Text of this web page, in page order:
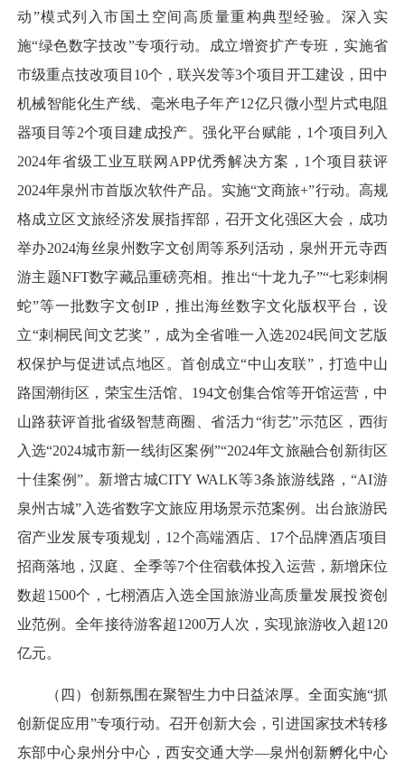
动”模式列入市国土空间高质量重构典型经验。深入实
施“绿色数字技改”专项行动。成立增资扩产专班，实施省
市级重点技改项目10个，联兴发等3个项目开工建设，田中
机械智能化生产线、毫米电子年产12亿只微小型片式电阻
器项目等2个项目建成投产。强化平台赋能，1个项目列入
2024年省级工业互联网APP优秀解决方案，1个项目获评
2024年泉州市首版次软件产品。实施“文商旅+”行动。高规
格成立区文旅经济发展指挥部，召开文化强区大会，成功
举办2024海丝泉州数字文创周等系列活动，泉州开元寺西
游主题NFT数字藏品重磅亮相。推出“十龙九子”“七彩刺桐
蛇”等一批数字文创IP，推出海丝数字文化版权平台，设
立“刺桐民间文艺奖”，成为全省唯一入选2024民间文艺版
权保护与促进试点地区。首创成立“中山友联”，打造中山
路国潮街区，荣宝生活馆、194文创集合馆等开馆运营，中
山路获评首批省级智慧商圈、省活力“街艺”示范区，西街
入选“2024城市新一线街区案例”“2024年文旅融合创新街区
十佳案例”。新增古城CITY WALK等3条旅游线路，“AI游
泉州古城”入选省数字文旅应用场景示范案例。出台旅游民
宿产业发展专项规划，12个高端酒店、17个品牌酒店项目
招商落地，汉庭、全季等7个住宿载体投入运营，新增床位
数超1500个，七栩酒店入选全国旅游业高质量发展投资创
业范例。全年接待游客超1200万人次，实现旅游收入超120
亿元。
（四）创新氛围在聚智生力中日益浓厚。全面实施“抓
创新促应用”专项行动。召开创新大会，引进国家技术转移
东部中心泉州分中心，西安交通大学—泉州创新孵化中心